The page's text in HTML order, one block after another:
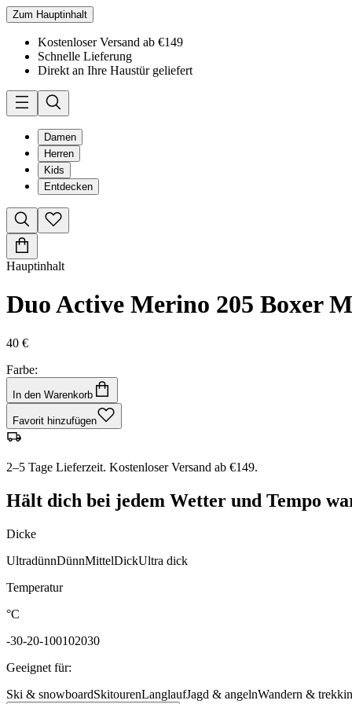
Zum Hauptinhalt
Kostenloser Versand ab €149
Schnelle Lieferung
Direkt an Ihre Haustür geliefert
Damen
Herren
Kids
Entdecken
Hauptinhalt
Duo Active Merino 205 Boxer
40 €
Farbe:
In den Warenkorb
Favorit hinzufügen
2–5 Tage Lieferzeit. Kostenloser Versand ab €149.
Hält dich bei jedem Wetter und Tempo
Dicke
UltradünnDünnMittelDickUltra dick
Temperatur
°C
-30-20-100102030
Geeignet für:
Ski & snowboardSkitourenLanglaufJagd & angelnWandern &